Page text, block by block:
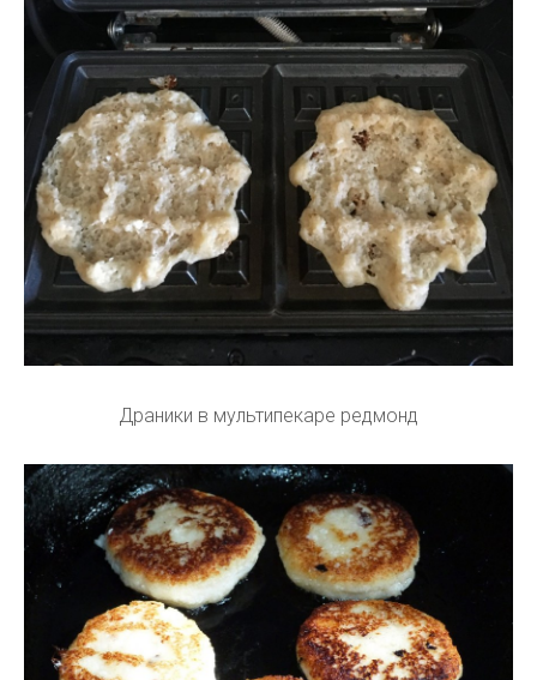
Драники в мультипекаре редмонд